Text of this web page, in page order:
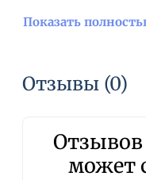
Показать
Отзывы (0)
может